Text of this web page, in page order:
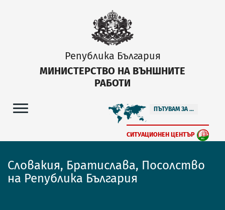
Република България
МИНИСТЕРСТВО НА ВЪНШНИТЕ
РАБОТИ
ПЪТУВАМ ЗА ...
СИТУАЦИОНЕН ЦЕНТЪР
Словакия, Братислава, Посолство
на Република България